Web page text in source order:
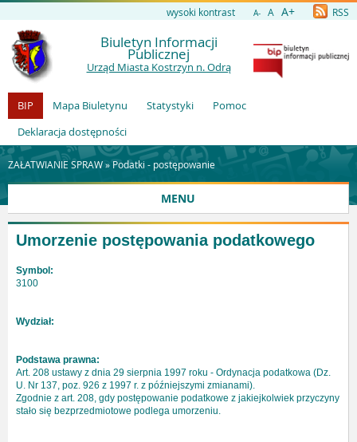
wysoki kontrast A- A A+ RSS
Biuletyn Informacji
Publicznej
Urząd Miasta Kostrzyn n. Odrą
BIP Mapa Biuletynu Statystyki
Pomoc
Deklaracja dostępności
ZAŁATWIANIE SPRAW »Podatki - postępowanie
MENU
Umorzenie postępowania podatkowego
Symbol:
3100
Wydział:
Podstawa prawna:
Art. 208 ustawy z dnia 29 sierpnia 1997 roku - Ordynacja podatkowa (Dz.
U. Nr 137, poz. 926 z 1997 r. z późniejszymi zmianami).
Zgodnie z art. 208, gdy postępowanie podatkowe z jakiejkolwiek przyczyny
stało się bezprzedmiotowe podlega umorzeniu.